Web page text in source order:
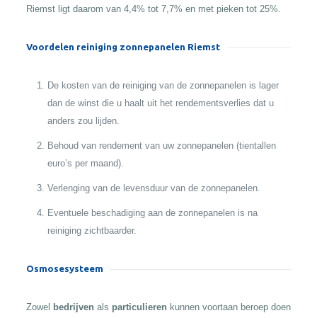
Riemst ligt daarom van 4,4% tot 7,7% en met pieken tot 25%.
Voordelen reiniging zonnepanelen Riemst
De kosten van de reiniging van de zonnepanelen is lager
dan de winst die u haalt uit het rendementsverlies dat u
anders zou lijden.
Behoud van rendement van uw zonnepanelen (tientallen
euro’s per maand).
Verlenging van de levensduur van de zonnepanelen.
Eventuele beschadiging aan de zonnepanelen is na
reiniging zichtbaarder.
Osmosesysteem
Zowel bedrijven als particulieren kunnen voortaan beroep doen